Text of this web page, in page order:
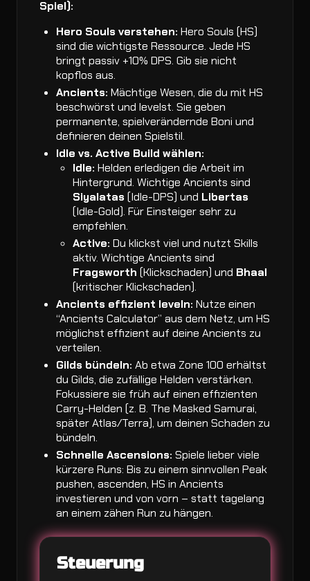
Spiel):
Hero Souls verstehen: Hero Souls (HS)
sind die wichtigste Ressource. Jede HS
bringt passiv +10% DPS. Gib sie nicht
kopflos aus.
Ancients: Mächtige Wesen, die du mit HS
beschwörst und levelst. Sie geben
permanente, spielverändernde Boni und
definieren deinen Spielstil.
Idle vs. Active Build wählen:
Idle: Helden erledigen die Arbeit im
Hintergrund. Wichtige Ancients sind
Siyalatas(Idle-DPS) und Libertas
(Idle-Gold). Für Einsteiger sehr zu
empfehlen.
Active: Du klickst viel und nutzt Skills
aktiv. Wichtige Ancients sind
Fragsworth (Klickschaden) und Bhaal
(kritischer Klickschaden).
Ancients effizient leveln: Nutze einen
“Ancients Calculator” aus dem Netz, um HS
möglichst effizient auf deine Ancients zu
verteilen.
Gilds bündeln: Ab etwa Zone 100 erhältst
du Gilds, die zufällige Helden verstärken.
Fokussiere sie früh auf einen effizienten
Carry-Helden (z. B. The Masked Samurai,
später Atlas/Terra), um deinen Schaden zu
bündeln.
Schnelle Ascensions: Spiele lieber viele
kürzere Runs: Bis zu einem sinnvollen Peak
pushen, ascenden, HS in Ancients
investieren und von vorn – statt tagelang
an einem zähen Run zu hängen.
Steuerung